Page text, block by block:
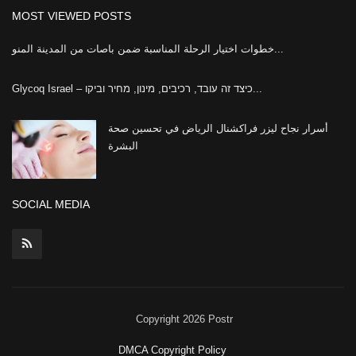
MOST VIEWED POSTS
أسرار نجاح ليزر فراكشنال الرياض في تحسين صحة
البشرة
SOCIAL MEDIA
Copyright 2026 Postr
DMCA Copyright Policy